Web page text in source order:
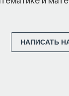
НАПИСАТЬ
улучшить